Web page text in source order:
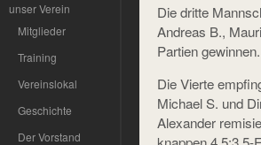
unser Verein
Mitglieder
Training
Vereinslokal
Geschichte
Der Vorstand
Die dritte
Andreas B.,
Partien
Die Vierte
Michael S. und
Alexander